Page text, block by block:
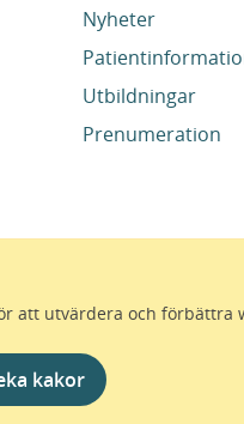
att utvärdera och förbättra
kakor
Nyheter
Utbildningar
Prenumeration
förutsättningar för ett
gör vi livet mera